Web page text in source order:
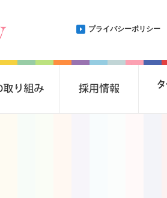
プライバシーポリシー